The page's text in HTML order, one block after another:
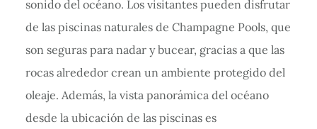
sonido del océano. Los visitantes pueden disfrutar
de las piscinas naturales de Champagne Pools, que
son seguras para nadar y bucear, gracias a que las
rocas alrededor crean un ambiente protegido del
oleaje. Además, la vista panorámica del océano
desde la ubicación de las piscinas es